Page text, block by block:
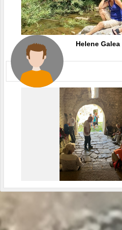
Helene Galea